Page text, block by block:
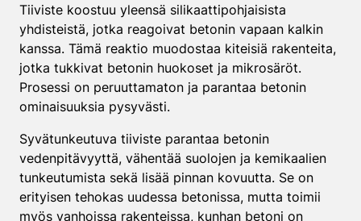
Tiiviste koostuu yleensä silikaattipohjaisista
yhdisteistä, jotka reagoivat betonin vapaan kalkin
kanssa. Tämä reaktio muodostaa kiteisiä rakenteita,
jotka tukkivat betonin huokoset ja mikrosäröt.
Prosessi on peruuttamaton ja parantaa betonin
ominaisuuksia pysyvästi.
Syvätunkeutuva tiiviste parantaa betonin
vedenpitävyyttä, vähentää suolojen ja kemikaalien
tunkeutumista sekä lisää pinnan kovuutta. Se on
erityisen tehokas uudessa betonissa, mutta toimii
myös vanhoissa rakenteissa, kunhan betoni on